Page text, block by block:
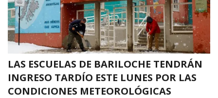
LAS ESCUELAS DE BARILOCHE TENDRÁN
INGRESO TARDÍO ESTE LUNES POR LAS
CONDICIONES METEOROLÓGICAS